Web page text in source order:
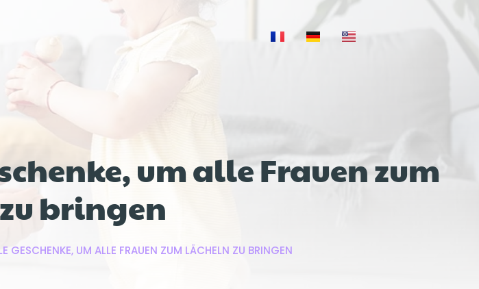
um alle Frauen zum
bringen
GESCHENKE, UM ALLE FRAUEN ZUM LÄCHELN ZU BRINGEN